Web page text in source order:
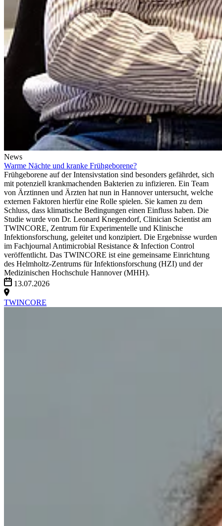
News
Warme Nächte und kranke Frühgeborene?
Frühgeborene auf der Intensivstation sind besonders gefährdet, sich
mit potenziell krankmachenden Bakterien zu infizieren. Ein Team
von Ärztinnen und Ärzten hat nun in Hannover untersucht, welche
externen Faktoren hierfür eine Rolle spielen. Sie kamen zu dem
Schluss, dass klimatische Bedingungen einen Einfluss haben. Die
Studie wurde von Dr. Leonard Knegendorf, Clinician Scientist am
TWINCORE, Zentrum für Experimentelle und Klinische
Infektionsforschung, geleitet und konzipiert. Die Ergebnisse wurden
im Fachjournal Antimicrobial Resistance & Infection Control
veröffentlicht. Das TWINCORE ist eine gemeinsame Einrichtung
des Helmholtz-Zentrums für Infektionsforschung (HZI) und der
Medizinischen Hochschule Hannover (MHH).
13.07.2026
TWINCORE